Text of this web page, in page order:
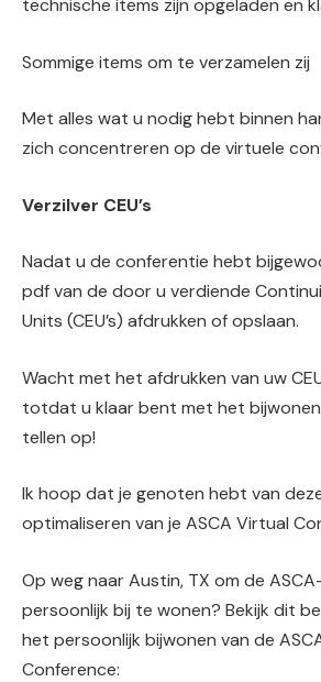
technische items zijn opgeladen en
Sommige items om te verzamelen zij
Met alles wat u nodig hebt binnen
zich concentreren op de virtuele
Verzilver CEU’s
Nadat u de conferentie hebt
pdf van de door u verdiende
Units (CEU’s) afdrukken of opslaan.
Wacht met het afdrukken van uw
totdat u klaar bent met het bijwonen
tellen op!
Ik hoop dat je genoten hebt van
optimaliseren van je ASCA Virtual
Op weg naar Austin, TX om de
persoonlijk bij te wonen? Bekijk dit
het persoonlijk bijwonen van de
Conference: